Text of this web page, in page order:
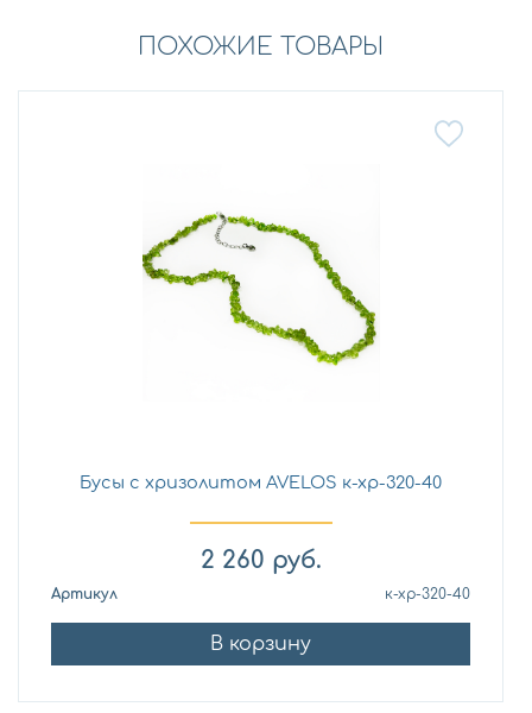
ПОХОЖИЕ ТОВАРЫ
Бусы с хризолитом AVELOS к-хр-320-40
2 260 руб.
Артикул к-хр-320-40
В корзину